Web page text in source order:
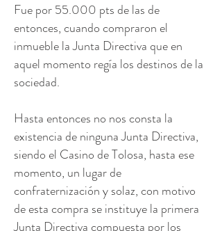
Fue por 55.000 pts de las de
entonces, cuando compraron el
inmueble la Junta Directiva que en
aquel momento regía los destinos de la
sociedad.
Hasta entonces no nos consta la
existencia de ninguna Junta Directiva,
siendo el Casino de Tolosa, hasta ese
momento, un lugar de
confraternización y solaz, con motivo
de esta compra se instituye la primera
Junta Directiva compuesta por los